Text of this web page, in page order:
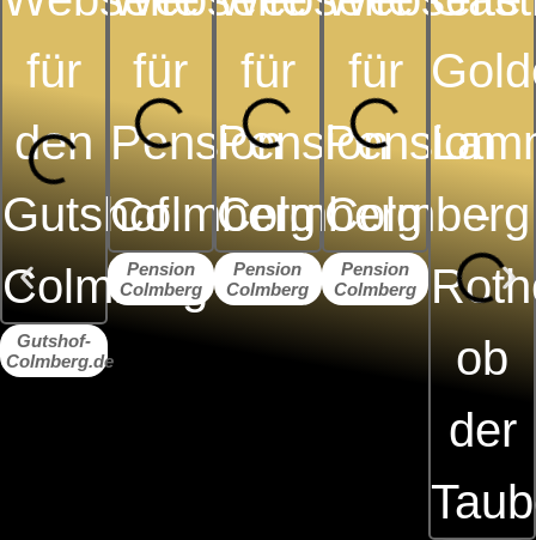
Gutshof-
Colmberg.de
Pension
Colmberg
Pension
Colmberg
Pension
Colmberg